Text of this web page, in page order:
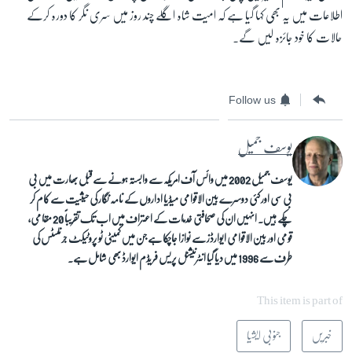
اطلاعات میں یہ بھی کہا گیا ہے کہ امیت شاہ اگلے چند روز میں سری نگر کا دورہ کرکے
حالات کا خود جائزہ لیں گے۔
Follow us
یوسف جمیل
یوسف جمیل 2002 میں وائس آف امریکہ سے وابستہ ہونے سے قبل بھارت میں بی
بی سی اور کئی دوسرے بین الاقوامی میڈیا اداروں کے نامہ نگار کی حیثیت سے کام کر
چکے ہیں۔ انہیں ان کی صحافتی خدمات کے اعتراف میں اب تک تقریباً 20 مقامی،
قومی اور بین الاقوامی ایوارڈز سے نوازا جاچکا ہے جن میں کمیٹی ٹو پروٹیکٹ جرنلسٹس کی
طرف سے 1996 میں دیا گیا انٹرنیشنل پریس فریڈم ایوارڈ بھی شامل ہے۔
This item is part of
خبریں جنوبی ایشیا